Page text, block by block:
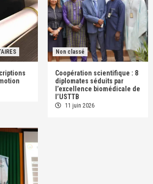
Non classé
Coopération scientifique : 8
diplomates séduits par
l’excellence biomédicale de
l’USTTB
11 juin 2026